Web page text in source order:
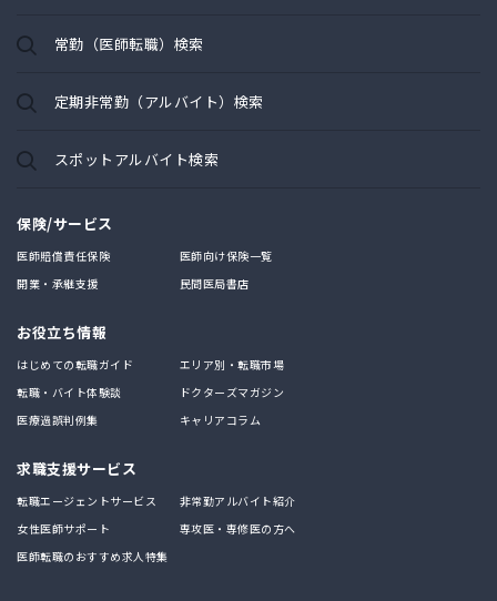
常勤（医師転職）検索
定期非常勤（アルバイト）検索
スポットアルバイト検索
保険/サービス
医師賠償責任保険
医師向け保険一覧
開業・承継支援
民間医局書店
お役立ち情報
はじめての転職ガイド
エリア別・転職市場
転職・バイト体験談
ドクターズマガジン
医療過誤判例集
キャリアコラム
求職支援サービス
転職エージェントサービス
非常勤アルバイト紹介
女性医師サポート
専攻医・専修医の方へ
医師転職のおすすめ求人特集